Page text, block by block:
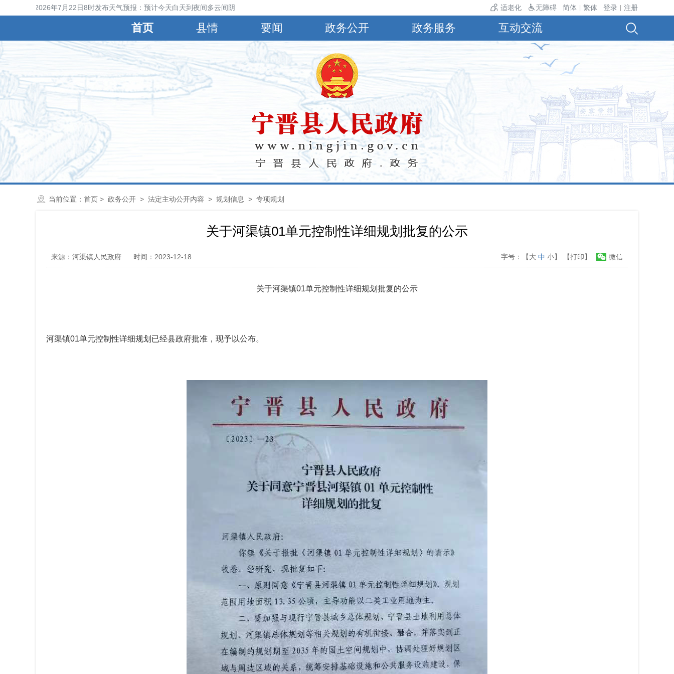
气象台2026年7月22日8时发布天气预报：预计今天白天到夜间多云间阴，有小到中雨，偏南风4～5级，阵风6～8级，最高气温30℃，最低气温24℃。 适老化 无障碍 简体 繁体 登录 注册
首页 县情 要闻 政务公开 政务服务 互动交流
当前位置： 首页 > 政务公开 > 法定主动公开内容 > 规划信息 > 专项规划
关于河渠镇01单元控制性详细规划批复的公示
来源：河渠镇人民政府 时间：2023-12-18 微信
字号：【大 中 小】 【打印】
关于河渠镇01单元控制性详细规划批复的公示
河渠镇01单元控制性详细规划已经县政府批准，现予以公布。